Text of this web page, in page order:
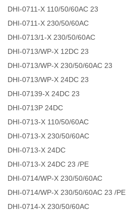
DHI-0711-X 110/50/60AC 23
DHI-0711-X 230/50/60AC
DHI-0713/1-X 230/50/60AC
DHI-0713/WP-X 12DC 23
DHI-0713/WP-X 230/50/60AC 23
DHI-0713/WP-X 24DC 23
DHI-07139-X 24DC 23
DHI-0713P 24DC
DHI-0713-X 110/50/60AC
DHI-0713-X 230/50/60AC
DHI-0713-X 24DC
DHI-0713-X 24DC 23 /PE
DHI-0714/WP-X 230/50/60AC
DHI-0714/WP-X 230/50/60AC 23 /PE
DHI-0714-X 230/50/60AC